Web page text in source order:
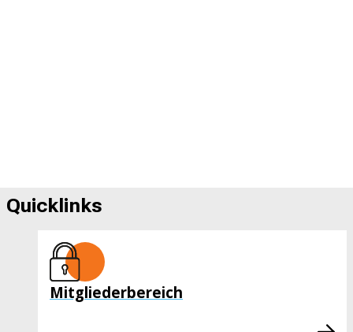
Quicklinks
Mitgliederbereich